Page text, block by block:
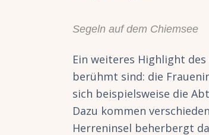
Segeln auf dem Chiemsee
Ein weiteres Highlight
berühmt sind: die
sich beispielsweise die
Dazu kommen
Herreninsel beherbergt